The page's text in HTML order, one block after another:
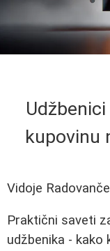
kupovinu
Vidoje
Praktični saveti
udžbenika -